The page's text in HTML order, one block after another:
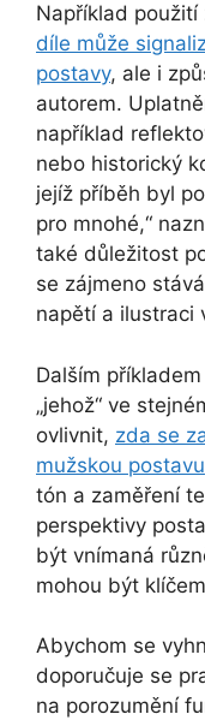
Například použití
díle může
postavy, ale i
autorem.
například
nebo historický
jejíž příběh byl
pro mnohé,“
také důležitost
se zájmeno
napětí a ilustraci
Dalším
„jehož“ ve
ovlivnit, zda se
mužskou postavu
tón a zaměření
perspektivy
být vnímaná
mohou být
Abychom se
doporučuje se
na porozumění